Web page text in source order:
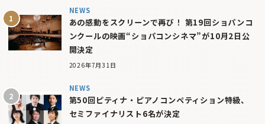
NEWS
あの感動をスクリーンで再び！ 第19回ショパンコ
ンクールの映画“ショパコンシネマ”が10月2日公
開決定
2026年7月31日
NEWS
第50回ピティナ・ピアノコンペティション特級、
セミファイナリスト6名が決定